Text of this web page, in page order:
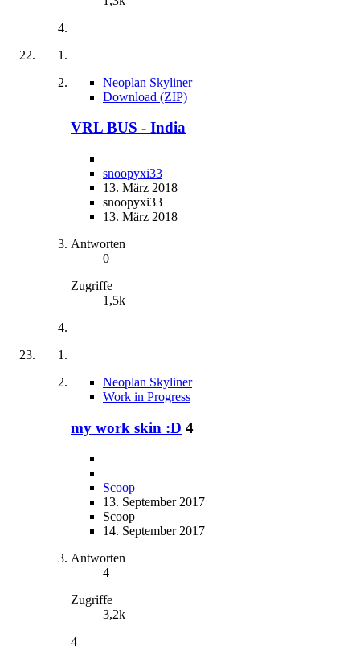
Neoplan Skyliner
Download (ZIP)
VRL BUS - India
snoopyxi33
13. März 2018
snoopyxi33
13. März 2018
Antworten
0
Zugriffe
1,5k
Neoplan Skyliner
Work in Progress
my work skin :D 4
Scoop
13. September 2017
Scoop
14. September 2017
Antworten
4
Zugriffe
3,2k
4